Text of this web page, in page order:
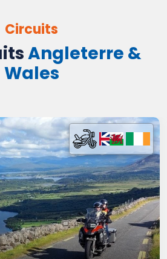
Circuits
Angleterre &
Wales